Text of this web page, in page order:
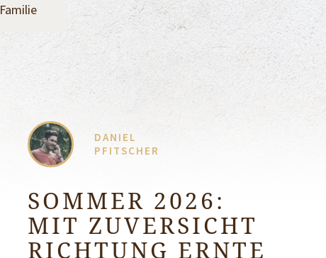
Familie
DANIEL
PFITSCHER
SOMMER 2026:
MIT ZUVERSICHT
RICHTUNG ERNTE